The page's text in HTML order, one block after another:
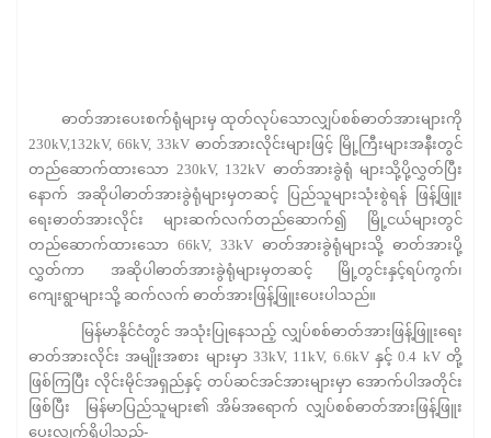
ဓာတ်အားပေးစက်ရုံများမှ ထုတ်လုပ်သောလျှပ်စစ်ဓာတ်အားများကို
230kV,132kV, 66kV, 33kV ဓာတ်အားလိုင်းများဖြင့် မြို့ကြီးများအနီးတွင်
တည်ဆောက်ထားသော 230kV, 132kV ဓာတ်အားခွဲရုံ များသို့ပို့လွှတ်ပြီး
နောက် အဆိုပါဓာတ်အားခွဲရုံများမှတဆင့် ပြည်သူများသုံးစွဲရန် ဖြန့်ဖြူး
ရေးဓာတ်အားလိုင်း များဆက်လက်တည်ဆောက်၍ မြို့ငယ်များတွင်
တည်ဆောက်ထားသော 66kV, 33kV ဓာတ်အားခွဲရုံများသို့ ဓာတ်အားပို့
လွှတ်ကာ အဆိုပါဓာတ်အားခွဲရုံများမှတဆင့် မြို့တွင်းနှင့်ရပ်ကွက်၊
ကျေးရွာများသို့ ဆက်လက် ဓာတ်အားဖြန့်ဖြူးပေးပါသည်။
မြန်မာနိုင်ငံတွင် အသုံးပြုနေသည့် လျှပ်စစ်ဓာတ်အားဖြန့်ဖြူးရေး
ဓာတ်အားလိုင်း အမျိုးအစား များမှာ 33kV, 11kV, 6.6kV နှင့် 0.4 kV တို့
ဖြစ်ကြပြီး လိုင်းမိုင်အရှည်နှင့် တပ်ဆင်အင်အားများမှာ အောက်ပါအတိုင်း
ဖြစ်ပြီး မြန်မာပြည်သူများ၏ အိမ်အရောက် လျှပ်စစ်ဓာတ်အားဖြန့်ဖြူး
ပေးလျှက်ရှိပါသည်-